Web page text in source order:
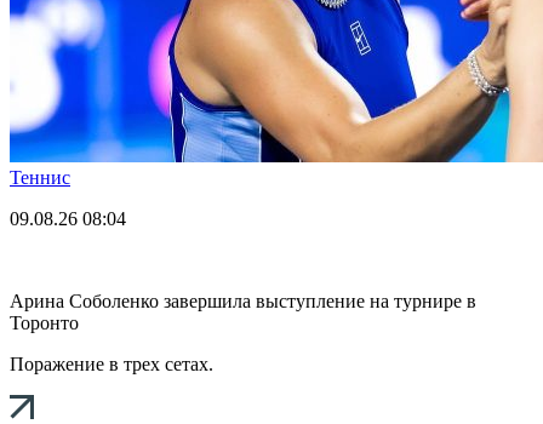
Теннис
09.08.26 08:04
Арина Соболенко завершила выступление на турнире в
Торонто
Поражение в трех сетах.